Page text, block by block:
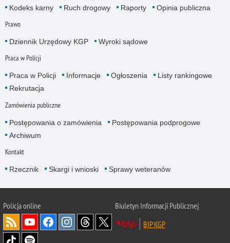
Kodeks karny
Ruch drogowy Raporty Opinia publiczna
Prawo
Dziennik Urzędowy KGP Wyroki sądowe
Praca w Policji
Praca w Policji Informacje Ogłoszenia
Listy rankingowe
Rekrutacja
Zamówienia publiczne
Postępowania o zamówienia
Postępowania podprogowe
Archiwum
Kontakt
Rzecznik Skargi i wnioski Sprawy weteranów
Policjaonline
Biuletyn Informacji Publicznej
BIP KGP